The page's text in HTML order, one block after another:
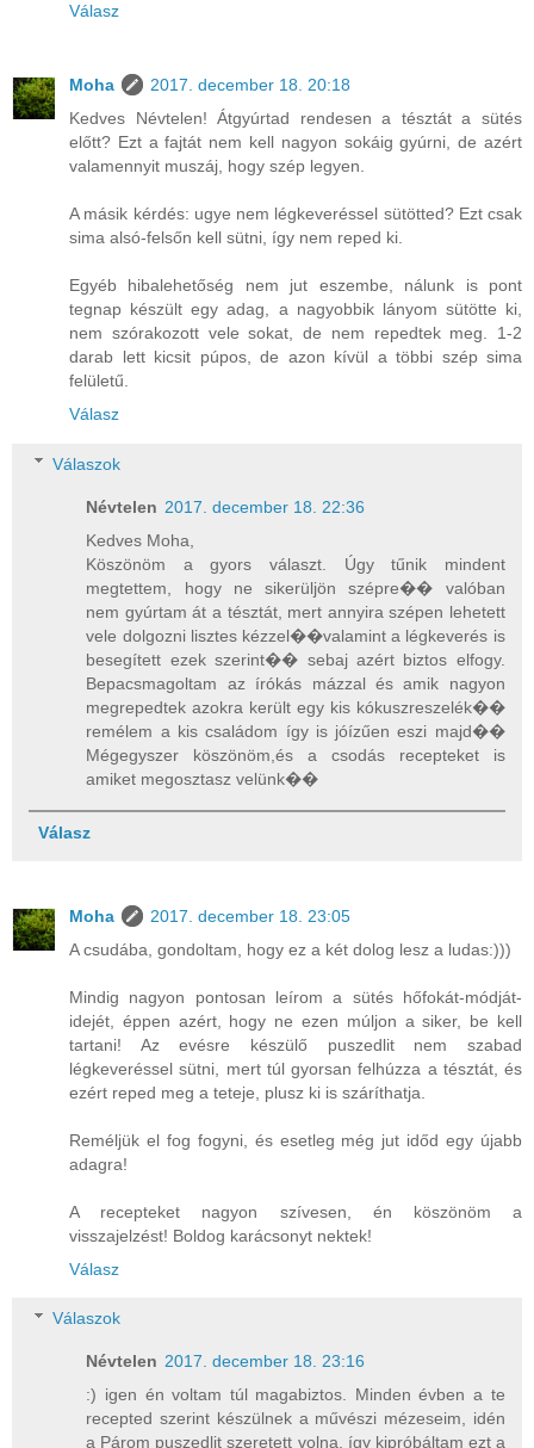
Válasz
Moha
2017. december 18. 20:18
Kedves Névtelen! Átgyúrtad rendesen a tésztát a sütés
előtt? Ezt a fajtát nem kell nagyon sokáig gyúrni, de azért
valamennyit muszáj, hogy szép legyen.
A másik kérdés: ugye nem légkeveréssel sütötted? Ezt csak
sima alsó-felsőn kell sütni, így nem reped ki.
Egyéb hibalehetőség nem jut eszembe, nálunk is pont
tegnap készült egy adag, a nagyobbik lányom sütötte ki,
nem szórakozott vele sokat, de nem repedtek meg. 1-2
darab lett kicsit púpos, de azon kívül a többi szép sima
felületű.
Válasz
Válaszok
Névtelen 2017. december 18. 22:36
Kedves Moha,
Köszönöm a gyors választ. Úgy tűnik mindent
megtettem, hogy ne sikerüljön szépre�� valóban
nem gyúrtam át a tésztát, mert annyira szépen lehetett
vele dolgozni lisztes kézzel��valamint a légkeverés is
besegített ezek szerint�� sebaj azért biztos elfogy.
Bepacsmagoltam az írókás mázzal és amik nagyon
megrepedtek azokra került egy kis kókuszreszelék��
remélem a kis családom így is jóízűen eszi majd��
Mégegyszer köszönöm,és a csodás recepteket is
amiket megosztasz velünk��
Válasz
Moha
2017. december 18. 23:05
A csudába, gondoltam, hogy ez a két dolog lesz a ludas:)))
Mindig nagyon pontosan leírom a sütés hőfokát-módját-
idejét, éppen azért, hogy ne ezen múljon a siker, be kell
tartani! Az evésre készülő puszedlit nem szabad
légkeveréssel sütni, mert túl gyorsan felhúzza a tésztát, és
ezért reped meg a teteje, plusz ki is száríthatja.
Reméljük el fog fogyni, és esetleg még jut időd egy újabb
adagra!
A recepteket nagyon szívesen, én köszönöm a
visszajelzést! Boldog karácsonyt nektek!
Válasz
Válaszok
Névtelen 2017. december 18. 23:16
:) igen én voltam túl magabiztos. Minden évben a te
recepted szerint készülnek a művészi mézeseim, idén
a Párom puszedlit szeretett volna, így kipróbáltam ezt a